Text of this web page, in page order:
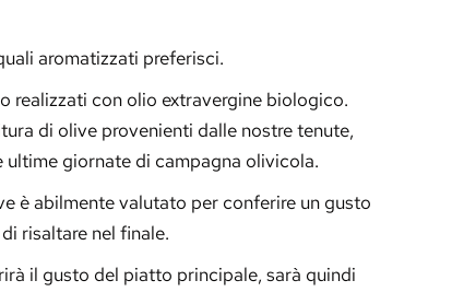
aromatizzati preferisci.
realizzati con olio extravergine biologico.
di olive provenienti dalle nostre tenute,
giornate di campagna olivicola.
è abilmente valutato per conferire un gusto
risaltare nel finale.
il gusto del piatto principale, sarà quindi